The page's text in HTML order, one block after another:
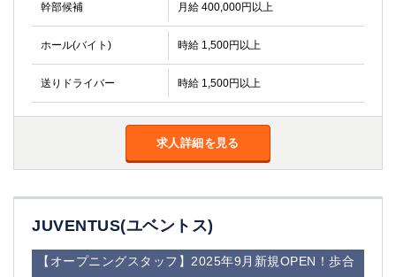
幹部候補 月給 400,000円以上
ホール(バイト) 時給 1,500円以上
送りドライバー 時給 1,500円以上
求人詳細を見る
JUVENTUS(ユベントス)
【オープニングスタッフ】2025年9月新規OPEN！歩合
成増駅徒歩3分の好立地！①JR埼京線「赤羽駅」から徒歩2分 ②東
①歌舞伎町 ②新宿 ③西部新宿 ③東新宿
①歌舞伎町 ②新宿
①銀座 ②新橋
錦糸町(南口)
①東武練馬 ②成増・板橋 ③大山 ②池袋
池袋東口
大井町
下赤塚
荻窪
浅草
新小岩
幡ヶ谷